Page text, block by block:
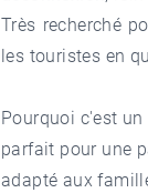
Très recherché
les touristes en
Pourquoi c'est
parfait pour une
adapté aux